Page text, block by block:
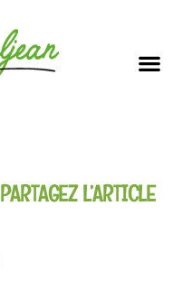
PARTAGEZ L’ARTICLE